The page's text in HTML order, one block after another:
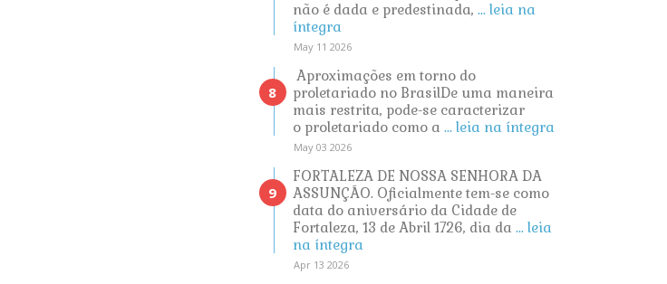
não é dada e predestinada, ... leia na
íntegra
May 11 2026
Aproximações em torno do
proletariado no BrasilDe uma maneira
mais restrita, pode-se caracterizar
o proletariado como a ... leia na íntegra
May 03 2026
FORTALEZA DE NOSSA SENHORA DA
ASSUNÇÃO. Oficialmente tem-se como
data do aniversário da Cidade de
Fortaleza, 13 de Abril 1726, dia da ... leia
na íntegra
Apr 13 2026